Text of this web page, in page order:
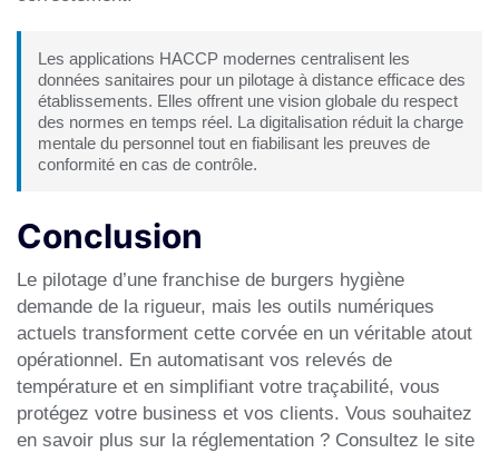
Les applications HACCP modernes centralisent les
données sanitaires pour un pilotage à distance efficace des
établissements. Elles offrent une vision globale du respect
des normes en temps réel. La digitalisation réduit la charge
mentale du personnel tout en fiabilisant les preuves de
conformité en cas de contrôle.
Conclusion
Le pilotage d’une franchise de burgers hygiène
demande de la rigueur, mais les outils numériques
actuels transforment cette corvée en un véritable atout
opérationnel. En automatisant vos relevés de
température et en simplifiant votre traçabilité, vous
protégez votre business et vos clients. Vous souhaitez
en savoir plus sur la réglementation ? Consultez le site